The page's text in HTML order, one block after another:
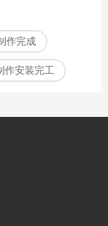
作完成
作安装完工